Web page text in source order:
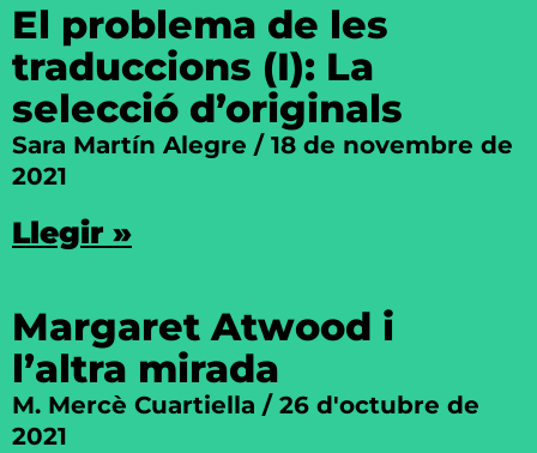
El problema de les
traduccions (I): La
selecció d’originals
Sara Martín Alegre
18 de novembre de
2021
Llegir »
Margaret Atwood i
l’altra mirada
M. Mercè Cuartiella
26 d'octubre de
2021